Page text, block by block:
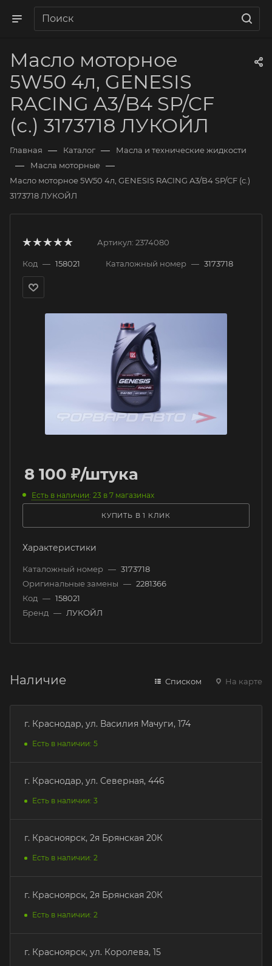
Масло моторное
5W50 4л, GENESIS
RACING A3/B4 SP/CF
(с.) 3173718 ЛУКОЙЛ
Главная — Каталог — Масла и технические жидкости
— Масла моторные —
Масло моторное 5W50 4л, GENESIS RACING A3/B4 SP/CF (с.)
3173718 ЛУКОЙЛ
Артикул: 2374080
Код — 158021 Каталожный номер — 3173718
8 100 ₽/штука
Есть в наличии: 23 в 7 магазинах
КУПИТЬ В 1 КЛИК
Характеристики
Каталожный номер — 3173718
Оригинальные замены — 2281366
Код — 158021
Бренд — ЛУКОЙЛ
Наличие Списком На карте
г. Краснодар, ул. Василия Мачуги, 174
Есть в наличии: 5
г. Краснодар, ул. Северная, 446
Есть в наличии: 3
г. Красноярск, 2я Брянская 20К
Есть в наличии: 2
г. Красноярск, 2я Брянская 20К
Есть в наличии: 2
г. Красноярск, ул. Королева, 15